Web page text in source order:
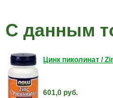
С данным
Цинк пиколинат /
601,0 руб.